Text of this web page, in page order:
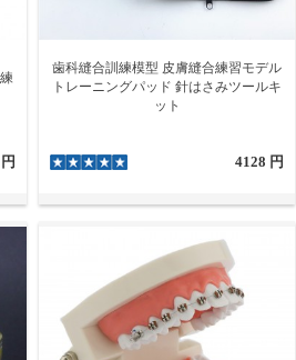
歯科縫合訓練模型 皮膚縫合練習モデル
トレーニングパッド 針はさみツールキ
ット
4128 円